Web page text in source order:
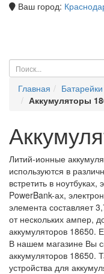
Ваш город:
Главная
Аккумуляторы
Литий-ионные
используются в
встретить в
PowerBank-ах,
элемента составляет
от нескольких ампер,
аккумуляторов 18650.
В нашем магазине Вы
аккумуляторов 18650.
устройства для